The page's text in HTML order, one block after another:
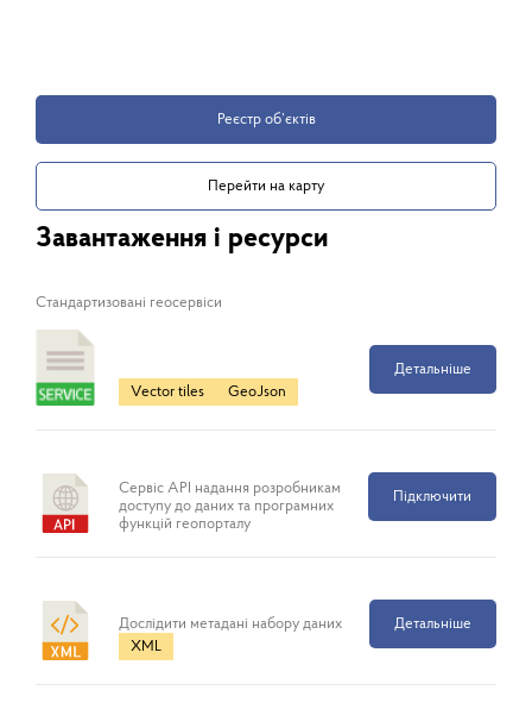
Завантаження і ресурси
Cтандартизовані геосервіси
Vector tiles GeoJson
Детальніше
Сервіс API надання розробникам
доступу до даних та програмних
функцій геопорталу
Підключити
Дослідити метадані набору даних
XML
Детальніше
Реєстр об’єктів
Перейти на карту